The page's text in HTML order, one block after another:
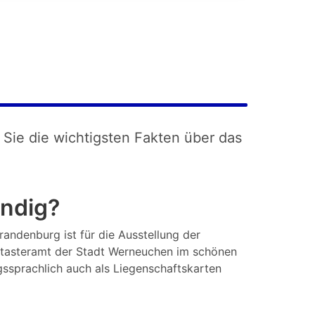
die wichtigsten Fakten über das
ist für die Ausstellung der
der Stadt Werneuchen im schönen
auch als Liegenschaftskarten